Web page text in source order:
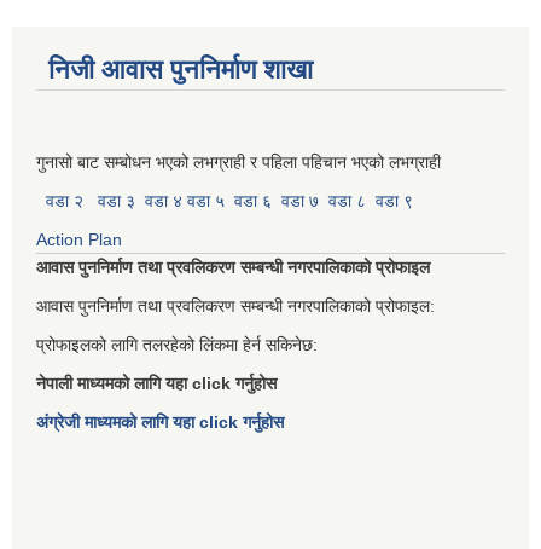
निजी आवास पुननिर्माण शाखा
गुनासो बाट सम्बोधन भएको लभग्राही र पहिला पहिचान भएको लभग्राही
वडा २
वडा ३ वडा ४ वडा ५ वडा ६ वडा ७ वडा ८ वडा ९
Action Plan
आवास पुननिर्माण तथा प्रवलिकरण सम्बन्धी नगरपालिकाको प्रोफाइल
आवास पुननिर्माण तथा प्रवलिकरण सम्बन्धी नगरपालिकाको प्रोफाइल:
प्रोफाइलको लागि तलरहेको लिंकमा हेर्न सकिनेछ:
नेपाली माध्यमको लागि यहा click गर्नुहोस
अंग्रेजी माध्यमको लागि यहा click गर्नुहोस